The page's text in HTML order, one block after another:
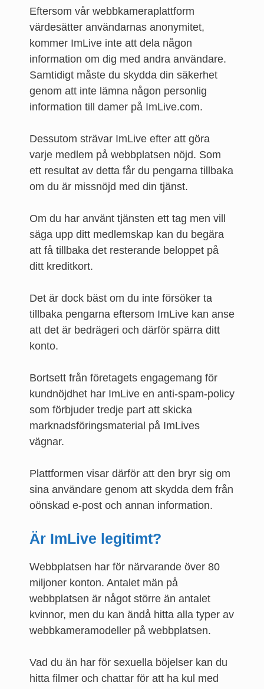
Eftersom vår webbkameraplattform
värdesätter användarnas anonymitet,
kommer ImLive inte att dela någon
information om dig med andra användare.
Samtidigt måste du skydda din säkerhet
genom att inte lämna någon personlig
information till damer på ImLive.com.
Dessutom strävar ImLive efter att göra
varje medlem på webbplatsen nöjd. Som
ett resultat av detta får du pengarna tillbaka
om du är missnöjd med din tjänst.
Om du har använt tjänsten ett tag men vill
säga upp ditt medlemskap kan du begära
att få tillbaka det resterande beloppet på
ditt kreditkort.
Det är dock bäst om du inte försöker ta
tillbaka pengarna eftersom ImLive kan anse
att det är bedrägeri och därför spärra ditt
konto.
Bortsett från företagets engagemang för
kundnöjdhet har ImLive en anti-spam-policy
som förbjuder tredje part att skicka
marknadsföringsmaterial på ImLives
vägnar.
Plattformen visar därför att den bryr sig om
sina användare genom att skydda dem från
oönskad e-post och annan information.
Är ImLive legitimt?
Webbplatsen har för närvarande över 80
miljoner konton. Antalet män på
webbplatsen är något större än antalet
kvinnor, men du kan ändå hitta alla typer av
webbkameramodeller på webbplatsen.
Vad du än har för sexuella böjelser kan du
hitta filmer och chattar för att ha kul med